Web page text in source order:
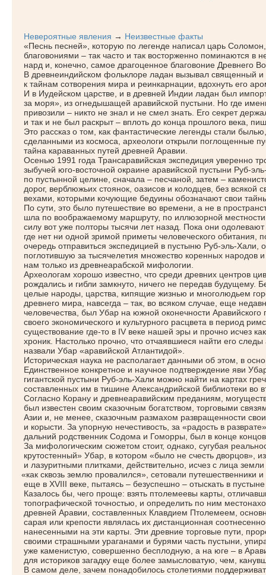
Невероятные явления → Неизвестные факты
«Песнь песней», которую по легенде написал царь
благовониями – так часто и так восторженно поминаются в
нард и, конечно, самое драгоценное благовоние Древнего
В древнеиндийском фольклоре ладан вызывал священный и
к тайнам сотворения мира и реинкарнации, вдохнуть его
И в Иудейском царстве, и в древней Индии ладан был
за моря», из огнедышащей аравийской пустыни. Но где
привозили – никто не знал и не смел знать. Его секрет
и так и не был раскрыт – вплоть до конца прошлого века,
Это рассказ о том, как фантастические легенды стали
сделанными из космоса, археологи открыли поглощенные
тайна караванных путей древней Аравии.
Осенью 1991 года Трансаравийская экспедиция уверенно
зыбучей юго-восточной окраине аравийской пустыни Руб-
по пустынной целине, сначала – песчаной, затем –
дорог, верблюжьих стоянок, оазисов и колодцев, без
вехами, которыми кочующие бедуины обозначают свои
По сути, это было путешествие во времени, а не в
шла по воображаемому маршруту, по иллюзорной
силу вот уже полторы тысячи лет назад. Пока они
где нет ни одной зримой приметы человеческого обитания,
очередь отправиться экспедицией в пустыню Руб-эль-Хали,
поглотившую за тысячелетия множество коренных народов
нам только из древнеарабской мифологии.
Археологам хорошо известно, что среди древних центров
рождались и гибли замкнуто, ничего не передав будущему.
целые народы, царства, кипящие жизнью и многолюдьем
древнего мира, навсегда – так, во всяком случае, еще
человечества, был Убар на южной оконечности Аравийского
своего экономического и культурного расцвета в период
существование где-то в IV веке нашей эры и прочно исчез
хроник. Настолько прочно, что отчаявшиеся найти его
назвали Убар «аравийской Атлантидой».
Историческая наука не располагает данными об этом, в
Единственное конкретное и научное подтверждение яви
гигантской пустыни Руб-эль-Хали можно найти на картах
составленных им в тишине Александрийской библиотеки во
Согласно Корану и древнеаравийским преданиям,
был известен своим сказочным богатством, торговыми
Азии и, не менее, сказочным размахом развращенности
и корысти. За упорную нечестивость, за «радость в
дальний родственник Содома и Гоморры, был в конце
За мифологическим сюжетом стоит, однако, сугубая
крутостенный» Убар, в котором «было не счесть дворцов»,
и лазуритными плитками, действительно, исчез с лица
«каксквозь землю провалился», сетовали путешественники
еще в XVIII веке, пытаясь – безуспешно – отыскать в
Казалось бы, чего проще: взять птолемеевы карты,
топографической точностью, и определить по ним
древней Аравии, составленных Клавдием Птолемеем,
сарая или крепости являлась их дистанционная
нанесенными на эти карты. Эти древние торговые пути,
своими страшными ураганами и бурями часть пустыни,
уже каменистую, совершенно бесплодную, а на юге – в
для историков загадку еще более замысловатую, чем,
В самом деле, зачем понадобилось столетиями